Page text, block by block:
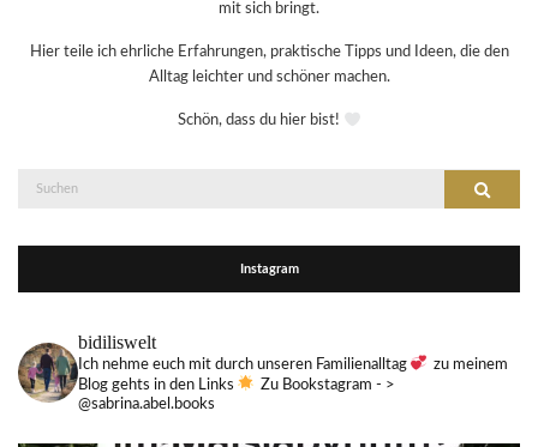
mit sich bringt.
Hier teile ich ehrliche Erfahrungen, praktische Tipps und Ideen, die den
Alltag leichter und schöner machen.
Schön, dass du hier bist!
Suche
Instagram
bidiliswelt
Ich nehme euch mit durch unseren Familienalltag
zu meinem
Blog gehts in den Links
Zu Bookstagram - >
@sabrina.abel.books